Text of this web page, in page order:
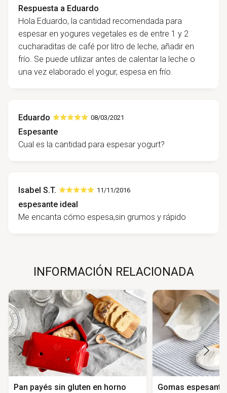
Respuesta a Eduardo
Hola Eduardo, la cantidad recomendada para
espesar en yogures vegetales es de entre 1 y 2
cucharaditas de café por litro de leche, añadir en
frío. Se puede utilizar antes de calentar la leche o
una vez elaborado el yogur, espesa en frío.
Eduardo 08/03/2021
Espesante
Cual es la cantidad para espesar yogurt?
Isabel S.T. 11/11/2016
espesante ideal
Me encanta cómo espesa,sin grumos y rápido
INFORMACIÓN RELACIONADA
Pan payés sin gluten en horno
Gomas